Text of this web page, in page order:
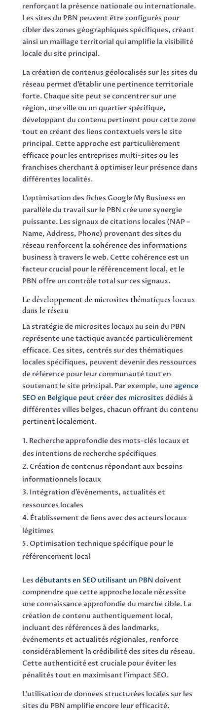
renforçant la présence nationale ou internationale.
Les sites du PBN peuvent être configurés pour
cibler des zones géographiques spécifiques, créant
ainsi un maillage territorial qui amplifie la visibilité
locale du site principal.
La création de contenus géolocalisés sur les sites du
réseau permet d’établir une pertinence territoriale
forte. Chaque site peut se concentrer sur une
région, une ville ou un quartier spécifique,
développant du contenu pertinent pour cette zone
tout en créant des liens contextuels vers le site
principal. Cette approche est particulièrement
efficace pour les entreprises multi-sites ou les
franchises cherchant à optimiser leur présence dans
différentes localités.
L’optimisation des fiches Google My Business en
parallèle du travail sur le PBN crée une synergie
puissante. Les signaux de citations locales (NAP –
Name, Address, Phone) provenant des sites du
réseau renforcent la cohérence des informations
business à travers le web. Cette cohérence est un
facteur crucial pour le référencement local, et le
PBN offre un contrôle total sur ces signaux.
Le développement de microsites thématiques locaux
dans le réseau
La stratégie de microsites locaux au sein du PBN
représente une tactique avancée particulièrement
efficace. Ces sites, centrés sur des thématiques
locales spécifiques, peuvent devenir des ressources
de référence pour leur communauté tout en
soutenant le site principal. Par exemple, uneagence
SEO en Belgique peut créer des micrositesdédiés à
différentes villes belges, chacun offrant du contenu
pertinent localement.
Recherche approfondie des mots-clés locaux et
des intentions de recherche spécifiques
Création de contenus répondant aux besoins
informationnels locaux
Intégration d’événements, actualités et
ressources locales
Établissement de liens avec des acteurs locaux
légitimes
Optimisation technique spécifique pour le
référencement local
Les débutants en SEO utilisant un PBN doivent
comprendre que cette approche locale nécessite
une connaissance approfondie du marché cible. La
création de contenu authentiquement local,
incluant des références à des landmarks,
événements et actualités régionales, renforce
considérablement la crédibilité des sites du réseau.
Cette authenticité est cruciale pour éviter les
pénalités tout en maximisant l’impact SEO.
L’utilisation de données structurées locales sur les
sites du PBN amplifie encore leur efficacité.